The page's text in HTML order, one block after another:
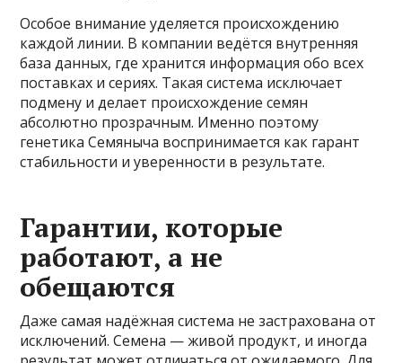
Особое внимание уделяется происхождению
каждой линии. В компании ведётся внутренняя
база данных, где хранится информация обо всех
поставках и сериях. Такая система исключает
подмену и делает происхождение семян
абсолютно прозрачным. Именно поэтому
генетика Семяныча воспринимается как гарант
стабильности и уверенности в результате.
Гарантии, которые
работают, а не
обещаются
Даже самая надёжная система не застрахована от
исключений. Семена — живой продукт, и иногда